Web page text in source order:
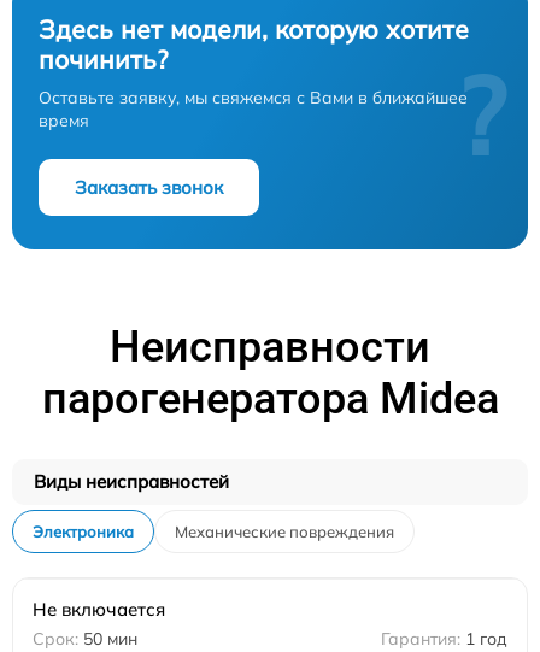
Здесь нет модели, которую хотите
починить?
Оставьте заявку, мы свяжемся с Вами в ближайшее
время
Заказать звонок
?
Неисправности
парогенератора Midea
Виды неисправностей
Электроника Механические повреждения
Не включается
50 мин
1 год